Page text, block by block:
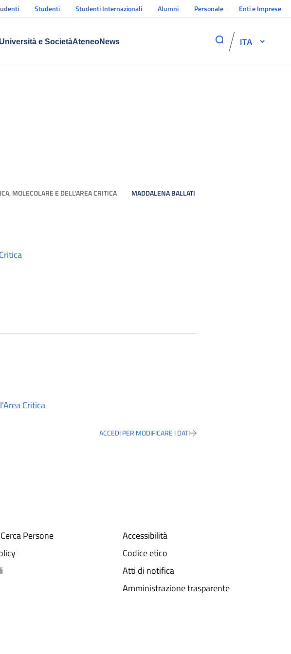
Studenti Studenti Internazionali Alumni Personale Enti e Imprese
e SocietàAteneoNews ITA
MOLECOLARE E DELL'AREA CRITICA MADDALENA BALLATI
Critica
ACCEDI PER MODIFICARE I DATI
Persone
Accessibilità
Codice etico
Atti di notifica
Amministrazione trasparente